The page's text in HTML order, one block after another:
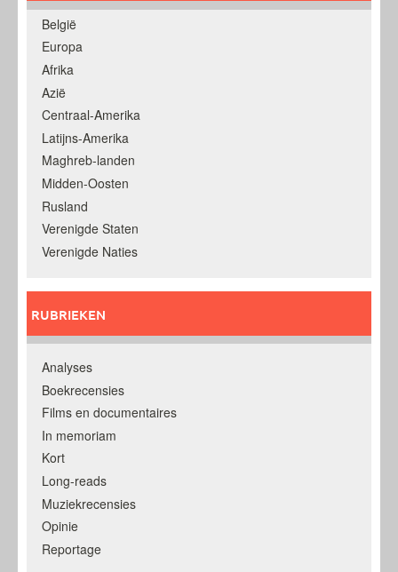
België
Europa
Afrika
Azië
Centraal-Amerika
Latijns-Amerika
Maghreb-landen
Midden-Oosten
Rusland
Verenigde Staten
Verenigde Naties
RUBRIEKEN
Analyses
Boekrecensies
Films en documentaires
In memoriam
Kort
Long-reads
Muziekrecensies
Opinie
Reportage